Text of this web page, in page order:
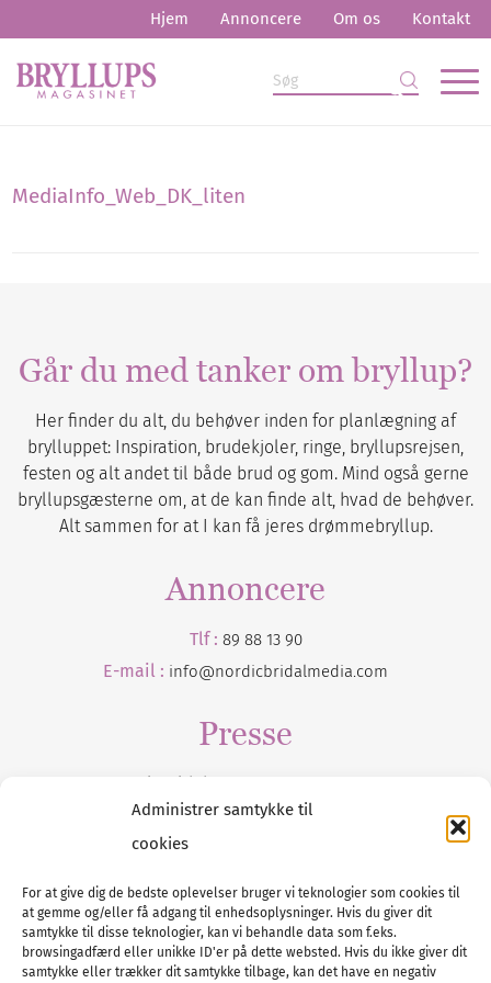
Administrer samtykke til
cookies
For at give dig de bedste oplevelser bruger vi teknologier som cookies til
at gemme og/eller få adgang til enhedsoplysninger. Hvis du giver dit
samtykke til disse teknologier, kan vi behandle data som f.eks.
browsingadfærd eller unikke ID'er på dette websted. Hvis du ikke giver dit
samtykke eller trækker dit samtykke tilbage, kan det have en negativ
Hjem Annoncere Om os Kontakt
MediaInfo_Web_DK_liten
Går du med tanker om bryllup?
Her finder du alt, du behøver inden for planlægning af
brylluppet: Inspiration, brudekjoler, ringe, bryllupsrejsen,
festen og alt andet til både brud og gom. Mind også gerne
bryllupsgæsterne om, at de kan finde alt, hvad de behøver.
Alt sammen for at I kan få jeres drømmebryllup.
Annoncere
Tlf : 89 88 13 90
E-mail : info@nordicbridalmedia.com
Presse
Tilmeld dig vores
Tel :89 88 13 90
E-post:info@nordicbridalmedia.com